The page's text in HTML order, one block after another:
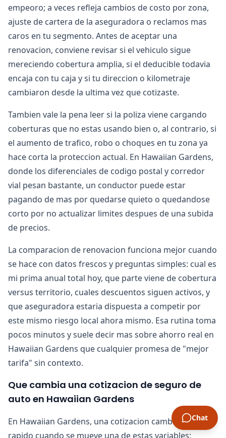
empeoro; a veces refleja cambios de costo por zona,
ajuste de cartera de la aseguradora o reclamos mas
caros en tu segmento. Antes de aceptar una
renovacion, conviene revisar si el vehiculo sigue
mereciendo cobertura amplia, si el deducible todavia
encaja con tu caja y si tu direccion o kilometraje
cambiaron desde la ultima vez que cotizaste.
Tambien vale la pena leer si la poliza viene cargando
coberturas que no estas usando bien o, al contrario, si
el aumento de trafico, robo o choques en tu zona ya
hace corta la proteccion actual. En Hawaiian Gardens,
donde los diferenciales de codigo postal y corredor
vial pesan bastante, un conductor puede estar
pagando de mas por quedarse quieto o quedandose
corto por no actualizar limites despues de una subida
de precios.
La comparacion de renovacion funciona mejor cuando
se hace con datos frescos y preguntas simples: cual es
mi prima anual total hoy, que parte viene de cobertura
versus territorio, cuales descuentos siguen activos, y
que aseguradora estaria dispuesta a competir por
este mismo riesgo local ahora mismo. Esa rutina toma
pocos minutos y suele decir mas sobre ahorro real en
Hawaiian Gardens que cualquier promesa de "mejor
tarifa" sin contexto.
Que cambia una cotizacion de seguro de
auto en Hawaiian Gardens
En Hawaiian Gardens, una cotizacion cambia mas
rapido cuando se mueve una de estas variables:
Chat